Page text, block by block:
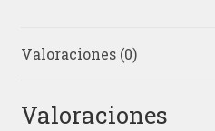
Valoraciones (0)
Valoraciones